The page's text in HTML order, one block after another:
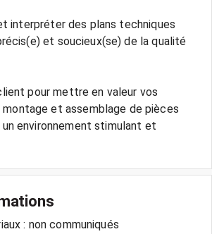
interpréter des plans techniques
et soucieux(se) de la qualité
pour mettre en valeur vos
et assemblage de pièces
environnement stimulant et
: non communiqués